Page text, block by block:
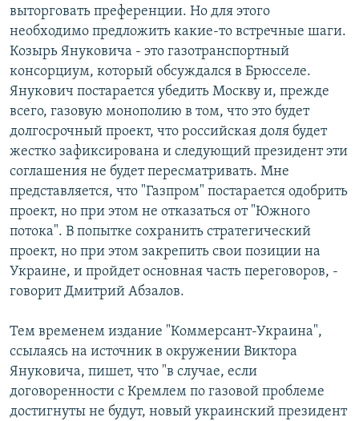
выторговать преференции. Но для этого
необходимо предложить какие-то встречные шаги.
Козырь Януковича - это газотранспортный
консорциум, который обсуждался в Брюсселе.
Янукович постарается убедить Москву и, прежде
всего, газовую монополию в том, что это будет
долгосрочный проект, что российская доля будет
жестко зафиксирована и следующий президент эти
соглашения не будет пересматривать. Мне
представляется, что "Газпром" постарается одобрить
проект, но при этом не отказаться от "Южного
потока". В попытке сохранить стратегический
проект, но при этом закрепить свои позиции на
Украине, и пройдет основная часть переговоров, -
говорит Дмитрий Абзалов.
Тем временем издание "Коммерсант-Украина",
ссылаясь на источник в окружении Виктора
Януковича, пишет, что "в случае, если
договоренности с Кремлем по газовой проблеме
достигнуты не будут, новый украинский президент